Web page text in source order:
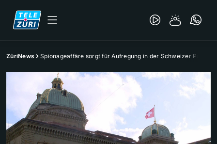
ZüriNews Spionageaffäre sorgt für Aufregung in der Schweizer Politik